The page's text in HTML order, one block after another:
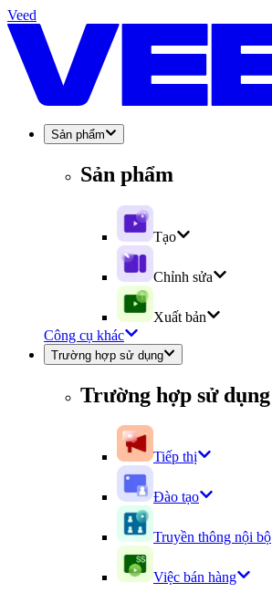
Veed
Sản phẩm
Sản phẩm
Tạo
Chỉnh sửa
Xuất bản
Công cụ khác
Trường hợp sử dụng
Trường hợp sử dụng
Tiếp thị
Đào tạo
Truyền thông nội bộ
Việc bán hàng